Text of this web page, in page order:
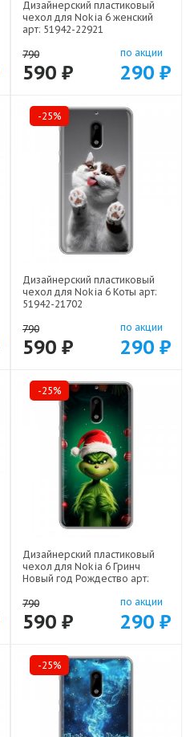
Дизайнерский пластиковый
чехол для Nokia 6 женский
арт: 51942-22921
790
590 ₽
по акции
290 ₽
-25%
Дизайнерский пластиковый
чехол для Nokia 6 Коты арт:
51942-21702
790
590 ₽
по акции
290 ₽
-25%
Дизайнерский пластиковый
чехол для Nokia 6 Гринч
Новый год Рождество арт:
790
590 ₽
по акции
290 ₽
-25%